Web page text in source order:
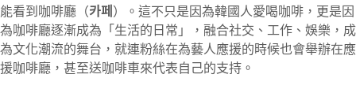
能看到咖啡廳（카페 ）。這不只是因為韓國人愛喝咖啡，更是因
為咖啡廳逐漸成為「生活的日常」，融合社交、工作、娛樂，成
為文化潮流的舞台，就連粉絲在為藝人應援的時候也會舉辦在應
援咖啡廳，甚至送咖啡車來代表自己的支持。